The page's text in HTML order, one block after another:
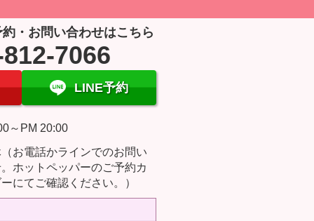
・お問い合わせはこちら
7066
LINE予約
～PM 20:00
お電話かラインでのお問い
ホットペッパーのご予約カ
にてご確認ください。）